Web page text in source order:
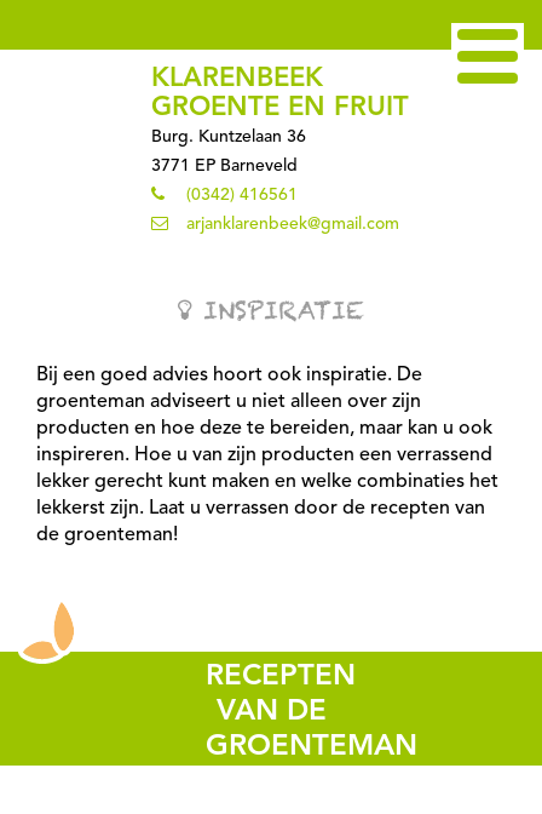
KLARENBEEK
GROENTE EN FRUIT
Burg. Kuntzelaan 36
3771 EP Barneveld
(0342) 416561
arjanklarenbeek@gmail.com
INSPIRATIE
Bij een goed advies hoort ook inspiratie. De
groenteman adviseert u niet alleen over zijn
producten en hoe deze te bereiden, maar kan u ook
inspireren. Hoe u van zijn producten een verrassend
lekker gerecht kunt maken en welke combinaties het
lekkerst zijn. Laat u verrassen door de recepten van
de groenteman!
RECEPTEN
VAN DE
GROENTEMAN